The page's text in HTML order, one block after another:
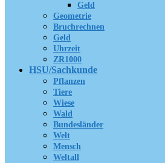
Geld
Geometrie
Bruchrechnen
Geld
Uhrzeit
ZR1000
HSU/Sachkunde
Pflanzen
Tiere
Wiese
Wald
Bundesländer
Welt
Mensch
Weltall